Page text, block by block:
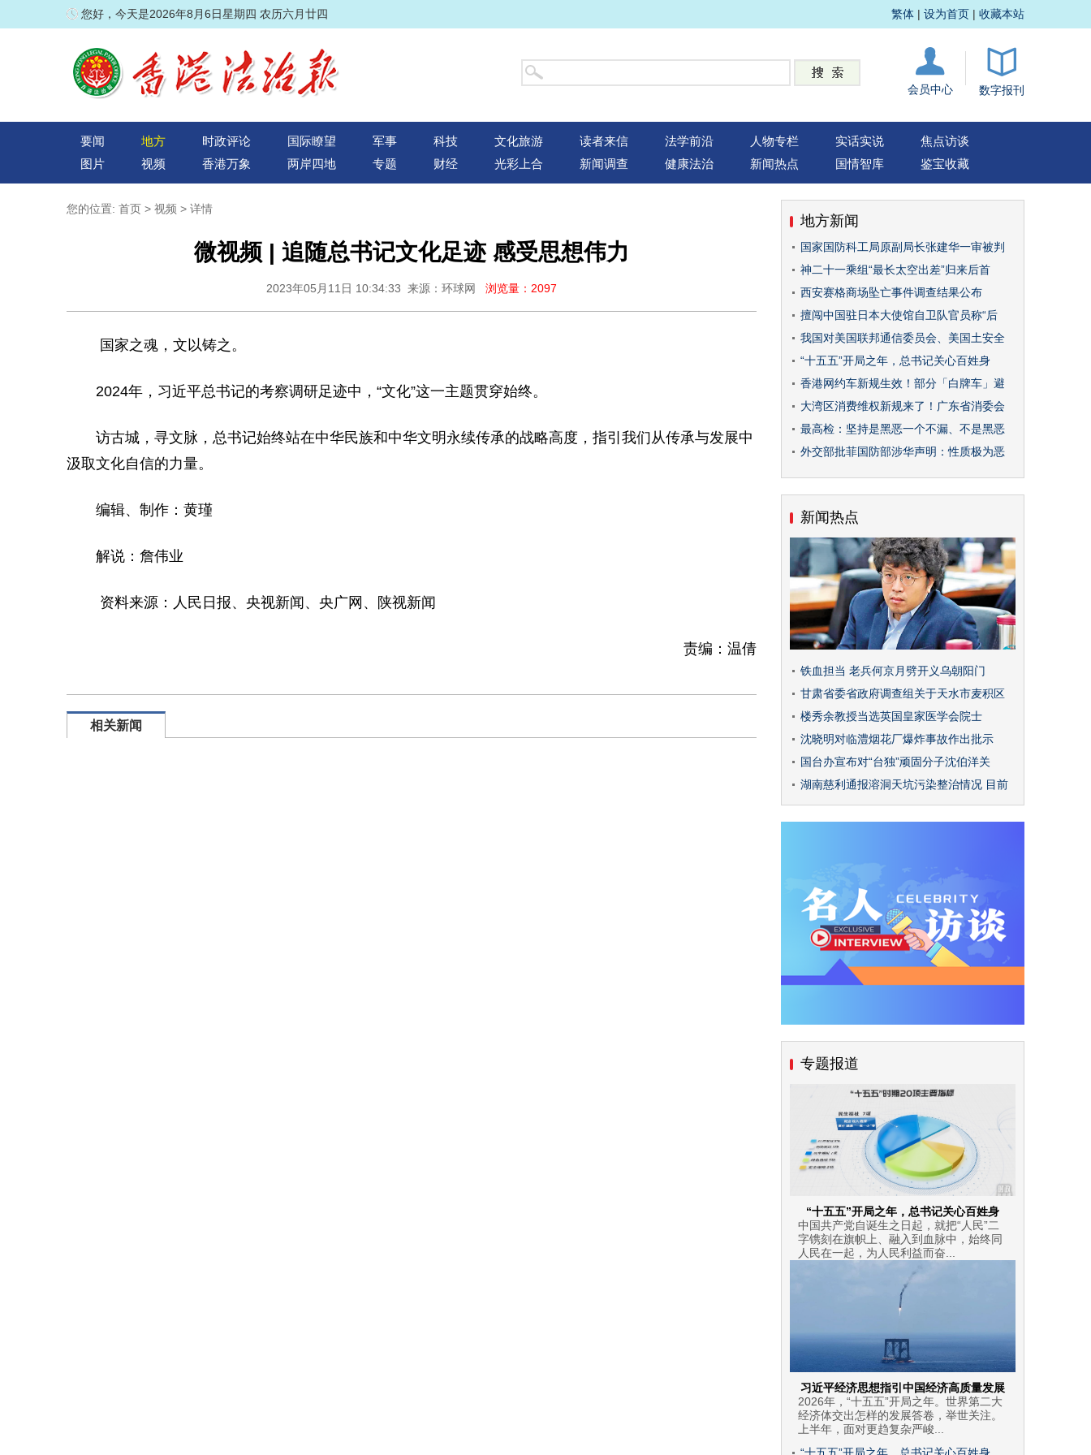
您好，今天是2026年8月6日星期四 农历六月廿四 繁体 | 设为首页 | 收藏本站
会员中心 数字报刊
要闻 地方 时政评论 国际瞭望 军事 科技 文化旅游 读者来信 法学前沿 人物专栏 实话实说
焦点访谈
图片
视频 香港万象 两岸四地 专题 财经 光彩上合 新闻调查 健康法治 新闻热点 国情智库 鉴宝收藏
您的位置: 首页 > 视频 > 详情
微视频 | 追随总书记文化足迹 感受思想伟力
2023年05月11日 10:34:33 来源：环球网 浏览量：2097
国家之魂，文以铸之。
2024年，习近平总书记的考察调研足迹中，“文化”这一主题贯穿始终。
访古城，寻文脉，总书记始终站在中华民族和中华文明永续传承的战略高度，指引我们从传承与发展中
汲取文化自信的力量。
编辑、制作：黄瑾
解说：詹伟业
资料来源：人民日报、央视新闻、央广网、陕视新闻
责编：温倩
相关新闻
地方新闻
国家国防科工局原副局长张建华一审被判
神二十一乘组“最长太空出差”归来后首
西安赛格商场坠亡事件调查结果公布
擅闯中国驻日本大使馆自卫队官员称“后
我国对美国联邦通信委员会、美国土安全
“十五五”开局之年，总书记关心百姓身
香港网约车新规生效！部分「白牌车」避
大湾区消费维权新规来了！广东省消委会
最高检：坚持是黑恶一个不漏、不是黑恶
外交部批菲国防部涉华声明：性质极为恶
新闻热点
铁血担当 老兵何京月劈开义乌朝阳门
甘肃省委省政府调查组关于天水市麦积区
楼秀余教授当选英国皇家医学会院士
沈晓明对临澧烟花厂爆炸事故作出批示
国台办宣布对“台独”顽固分子沈伯洋关
湖南慈利通报溶洞天坑污染整治情况 目前
专题报道
“十五五”开局之年，总书记关心百姓身
中国共产党自诞生之日起，就把“人民”二
字镌刻在旗帜上、融入到血脉中，始终同
人民在一起，为人民利益而奋...
习近平经济思想指引中国经济高质量发展
2026年，“十五五”开局之年。世界第二大
经济体交出怎样的发展答卷，举世关注。
上半年，面对更趋复杂严峻...